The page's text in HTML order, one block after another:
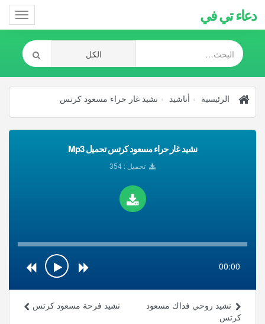
دعاء تي في
الرئيسية أناشيد نشيد غار حراء مسعود كرتس
نشيد غار حراء مسعود كرتس تحميل Mp3
تحميل : 354
00:00
نشيد فرحة مسعود كرتس
نشيد روحي فداك مسعود
كرتس